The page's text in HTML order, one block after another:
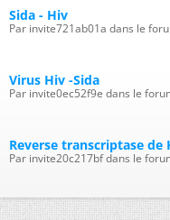
Sida - Hiv
Par invite721ab01a dans le
Virus Hiv -Sida
Par invite0ec52f9e dans le
Reverse transcriptase de
Par invite20c217bf dans le